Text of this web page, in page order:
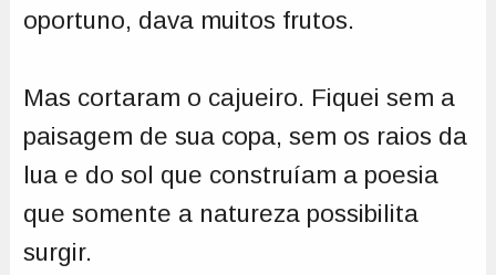
oportuno, dava muitos frutos.
Mas cortaram o cajueiro. Fiquei sem a
paisagem de sua copa, sem os raios da
lua e do sol que construíam a poesia
que somente a natureza possibilita
surgir.